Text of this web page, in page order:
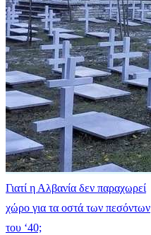
Γιατί η Αλβανία δεν παραχωρεί
χώρο για τα οστά των πεσόντων
του ‘40;